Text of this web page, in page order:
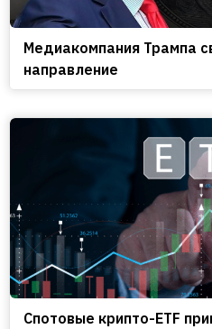
Медиакомпания Трампа
направление
Спотовые крипто-ETF